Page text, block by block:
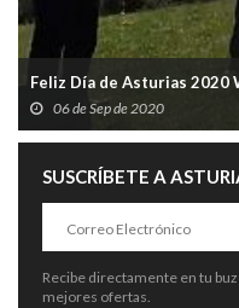
Feliz Día de Asturias 2020
06 de Sep de 2020
SUSCRÍBETE A
Recibe directamente en tu
mejores ofertas.